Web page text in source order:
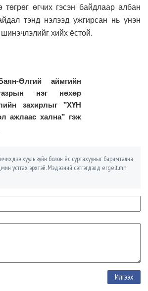
төгрөг өгчих гэсэн байдлаар албан
тэнд нэлээд ужгирсан нь үнэн
хийх ёстой.
Өлгий аймгийн
нэг нөхөр
захирлыг "ХҮН
ажлаас хална" гэж
хууль зүйн болон ёс суртахууныг баримтална
устгах эрхтэй. Мэдээний сэтгэгдэлд ergelt.mn